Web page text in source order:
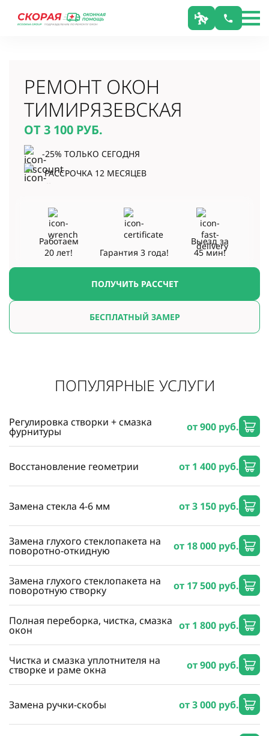
РЕМОНТ ОКОН
ТИМИРЯЗЕВСКАЯ
ОТ 3 100 РУБ.
-25% ТОЛЬКО СЕГОДНЯ
РАССРОЧКА 12 МЕСЯЦЕВ
ПОЛУЧИТЬ РАССЧЕТ
БЕСПЛАТНЫЙ ЗАМЕР
Работаем
20 лет!
Гарантия3 года!
Выезд за
45 мин!
ПОПУЛЯРНЫЕ УСЛУГИ
Регулировка створки + смазка
фурнитуры от 900 руб.
Восстановление геометрии от 1 400 руб.
Замена стекла 4-6 мм от 3 150 руб.
Замена глухого стеклопакета на
поворотно-откидную от 18 000 руб.
Замена глухого стеклопакета на
поворотную створку от 17 500 руб.
Полная переборка, чистка, смазка
окон от 1 800 руб.
Чистка и смазка уплотнителя на
створке и раме окна от 900 руб.
Замена ручки-скобы от 3 000 руб.